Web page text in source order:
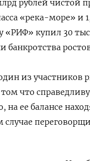
рублей чистой
«река-море» и
«РИФ» купил 30
банкротства
из участников
том что
на ее балансе